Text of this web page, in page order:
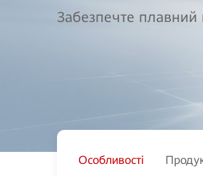
Забезпечте плавний
Особливості